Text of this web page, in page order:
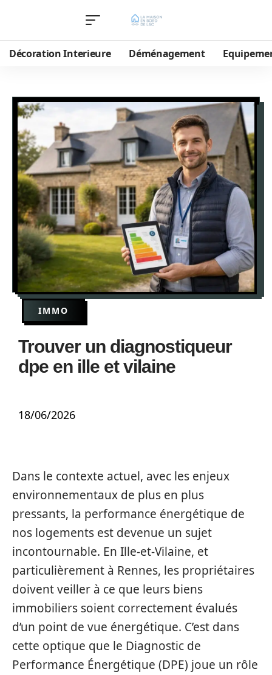
Décoration Interieure Déménagement
IMMO
Trouver un diagnostiqueur
dpe en ille et vilaine
18/06/2026
Dans le contexte actuel, avec les enjeux
environnementaux de plus en plus
pressants, la performance énergétique de
nos logements est devenue un sujet
incontournable. En Ille-et-Vilaine, et
particulièrement à Rennes, les propriétaires
doivent veiller à ce que leurs biens
immobiliers soient correctement évalués
d’un point de vue énergétique. C’est dans
cette optique que le Diagnostic de
Performance Énergétique (DPE) joue un rôle